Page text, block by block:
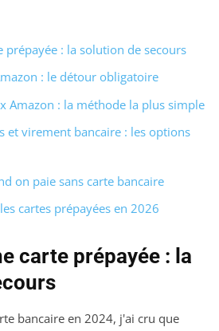
prépayée : la solution de secours
: le détour obligatoire
Amazon : la méthode la plus simple
et virement bancaire : les options
on paie sans carte bancaire
cartes prépayées en 2026
carte prépayée : la
bancaire en 2024, j'ai cru que